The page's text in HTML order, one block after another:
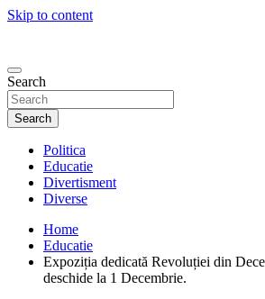
Skip to content
Search
Search
Politica
Educatie
Divertisment
Diverse
Home
Educatie
Expoziția dedicată Revoluției din
deschide la 1 Decembrie.